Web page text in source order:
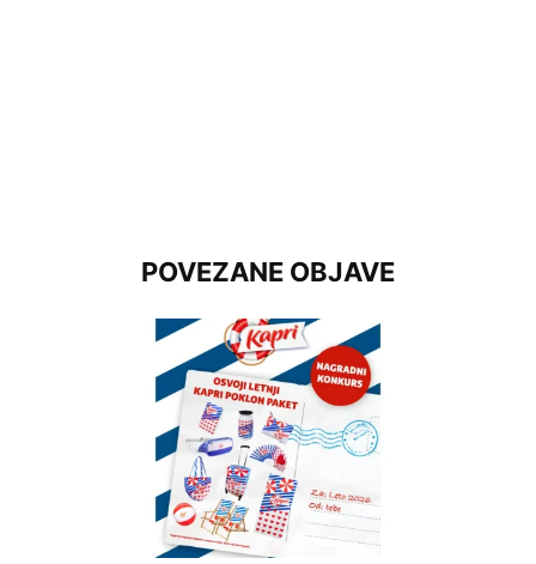
POVEZANE OBJAVE